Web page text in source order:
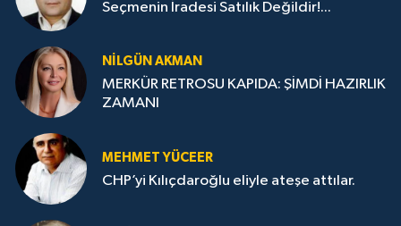
Seçmenin İradesi Satılık Değildir!...
NILGÜN AKMAN
MERKÜR RETROSU KAPIDA: ŞİMDİ HAZIRLIK
ZAMANI
MEHMET YÜCEER
CHP’yi Kılıçdaroğlu eliyle ateşe attılar.